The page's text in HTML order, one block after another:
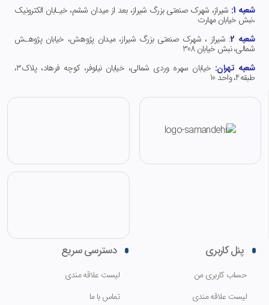
شعبه 1:
شیراز، شهرک صنعتی بزرگ شیراز، بعد از میدان ششم، خیـابان الکترونیک
،نبش خیابان مهارت
شعبه 2
: شیراز ، شهرک صنعتی بزرگ شیراز، میدان پژوهش، خیابان پژوهـش
شمالی، نبش خیابان 308
شعبه تهران:
خیابان سهره وردی شمالی، خیابان نیلوفر، کوچه فرهاد، پلاک3،
طبقه4، واحد 10
پنل کاربری
حساب کاربری من
لیست علاقه مندی
دسترسی سریع
لیست علاقه مندی
تماس با ما